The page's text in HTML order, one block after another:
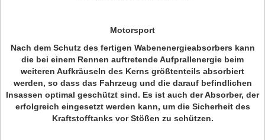
Motorsport
Nach dem Schutz des fertigen Wabenenergieabsorbers kann
die bei einem Rennen auftretende Aufprallenergie beim
weiteren Aufkräuseln des Kerns größtenteils absorbiert
werden, so dass das Fahrzeug und die darauf befindlichen
Insassen optimal geschützt sind. Es ist auch der Absorber, der
erfolgreich eingesetzt werden kann, um die Sicherheit des
Kraftstofftanks vor Stößen zu schützen.